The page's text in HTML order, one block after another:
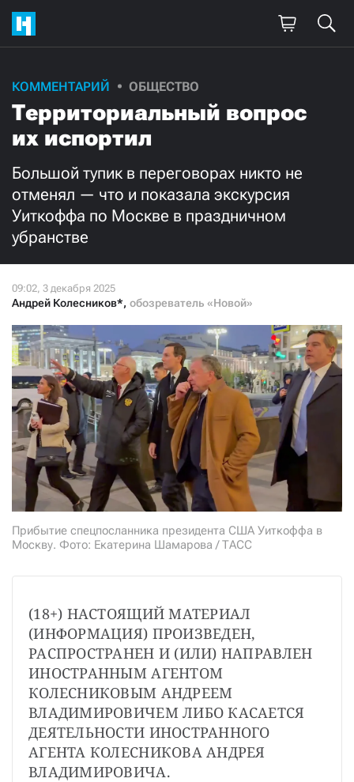
КОММЕНТАРИЙ ОБЩЕСТВО
Территориальный вопрос
их испортил
Большой тупик в переговорах никто не
отменял — что и показала экскурсия
Уиткоффа по Москве в праздничном
убранстве
Андрей Колесников*, обозреватель «Новой»
Прибытие спецпосланника президента США Уиткоффа в
Москву. Фото: Екатерина Шамарова / ТАСС
(18+) НАСТОЯЩИЙ МАТЕРИАЛ
(ИНФОРМАЦИЯ) ПРОИЗВЕДЕН,
РАСПРОСТРАНЕН И (ИЛИ) НАПРАВЛЕН
ИНОСТРАННЫМ АГЕНТОМ
КОЛЕСНИКОВЫМ АНДРЕЕМ
ВЛАДИМИРОВИЧЕМ ЛИБО КАСАЕТСЯ
ДЕЯТЕЛЬНОСТИ ИНОСТРАННОГО
АГЕНТА КОЛЕСНИКОВА АНДРЕЯ
ВЛАДИМИРОВИЧА.
Поддержите
нашу работу!
Ежемесячно
3000 1000
500
я принимаю
условия и подтверждаю свое гражданство РФ
СТАТЬ СОУЧАСТНИКОМ
ПОДЕЛИТЬСЯ С ДРУЗЬЯМИ
Если у вас есть вопросы, пишите donate@novayagazeta.ru или
звоните:
+7 (929) 612-03-68